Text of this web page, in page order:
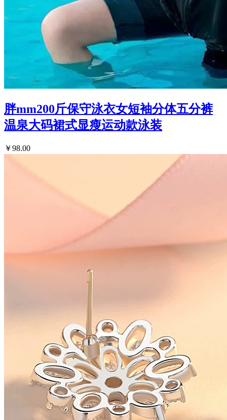
胖mm200斤保守泳衣女短袖分体五分裤
温泉大码裙式显瘦运动款泳装
￥98.00